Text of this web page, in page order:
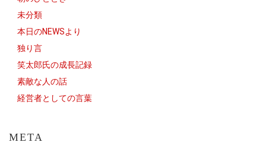
未分類
本日のNEWSより
独り言
笑太郎氏の成長記録
素敵な人の話
経営者としての言葉
META